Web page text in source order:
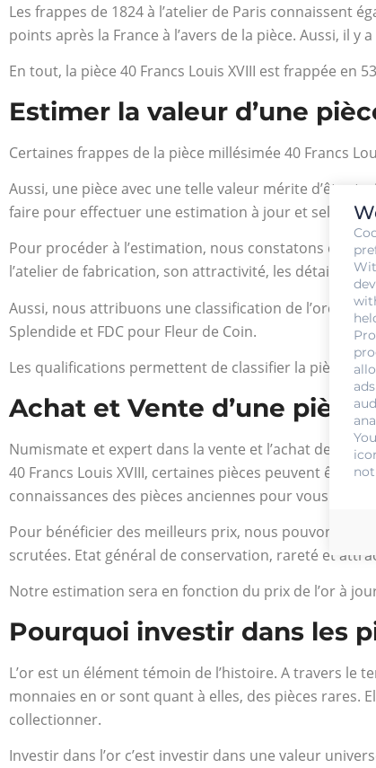
Les frappes de 1824 à l’atelier de Paris connaissent
points après la France à l’avers de la pièce. Aussi, il
En tout, la pièce 40 Francs Louis XVIII est frappée en
Estimer la valeur d’une
Certaines frappes de la pièce millésimée 40 Francs
Aussi, une pièce avec une telle valeur mérite d’être
faire pour effectuer une estimation à jour et selon le
Pour procéder à l’estimation, nous constatons
l’atelier de fabrication, son attractivité, les détails
Aussi, nous attribuons une classification de l’ordre
Splendide et FDC pour Fleur de Coin.
Les qualifications permettent de classifier la pièce et
Achat et Vente d’une pièce
Numismate et expert dans la vente et l’achat des
40 Francs Louis XVIII, certaines pièces peuvent être
connaissances des pièces anciennes pour vous
Pour bénéficier des meilleurs prix, nous pouvons
scrutées. Etat général de conservation, rareté et
Notre estimation sera en fonction du prix de l’or à
Pourquoi investir dans les
L’or est un élément témoin de l’histoire. A travers le
monnaies en or sont quant à elles, des pièces rares.
collectionner.
Investir dans l’or c’est investir dans une valeur